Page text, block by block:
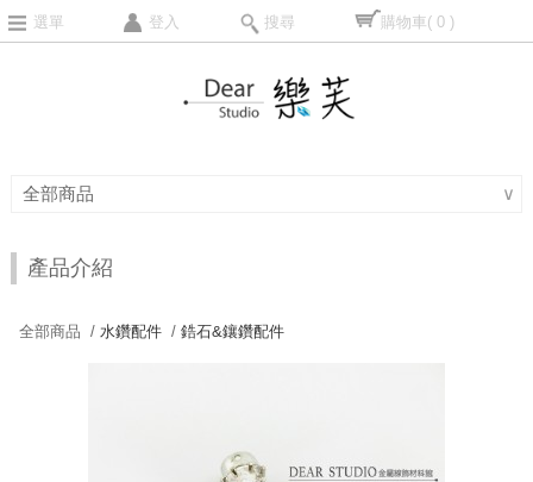
選單 登入 搜尋 購物車( 0 )
全部商品 ∨
產品介紹
全部商品 / 水鑽配件 /鋯石&鑲鑽配件